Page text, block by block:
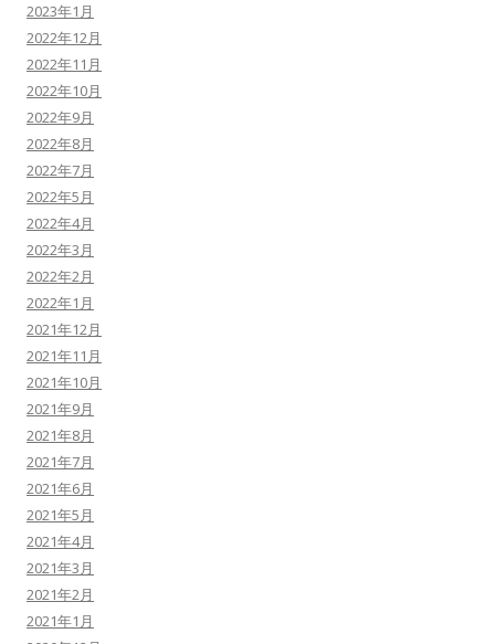
2023年1月
2022年12月
2022年11月
2022年10月
2022年9月
2022年8月
2022年7月
2022年5月
2022年4月
2022年3月
2022年2月
2022年1月
2021年12月
2021年11月
2021年10月
2021年9月
2021年8月
2021年7月
2021年6月
2021年5月
2021年4月
2021年3月
2021年2月
2021年1月